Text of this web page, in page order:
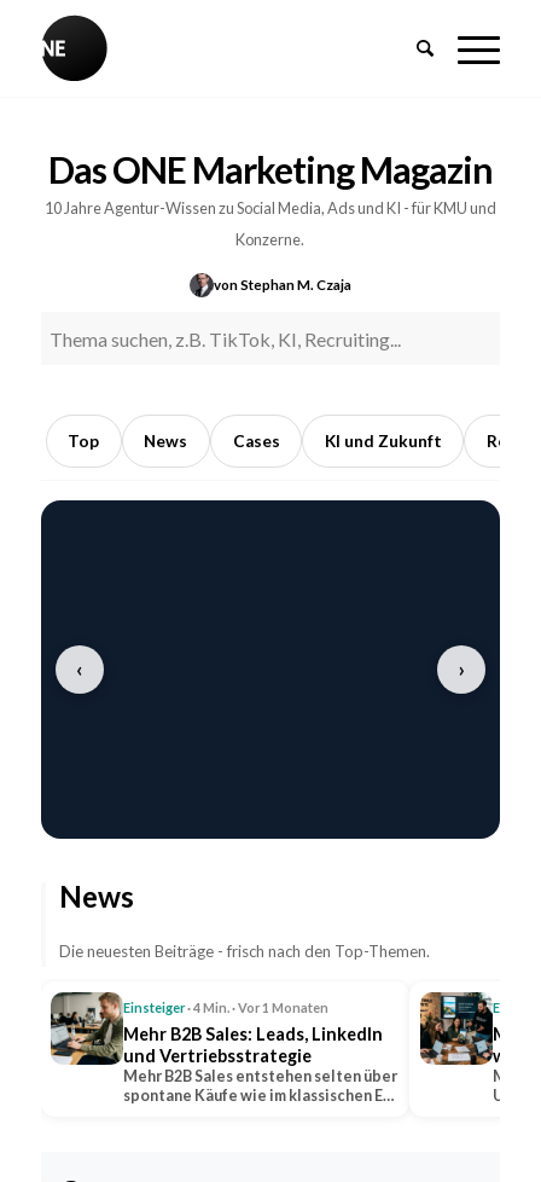
Das ONE Marketing Magazin
10 Jahre Agentur-Wissen zu Social Media, Ads und KI - für KMU und
Konzerne.
von Stephan M. Czaja
Top News Cases KI und Zukunft
PR:
Earned
Kooperationen
mit
Lesezeit
‹ ›
News
Die neuesten Beiträge - frisch nach den Top-Themen.
Einsteiger· 4 Min. · Vor 1 Monaten
Mehr B2B Sales: Leads, LinkedIn
und Vertriebsstrategie
Mehr B2B Sales entstehen selten über
spontane Käufe wie im klassischen E-
Mehr
Mehr